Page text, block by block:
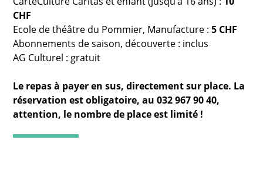
CHF
Ecole de théâtre du Pommier, Manufacture :5 CHF
Abonnements de saison, découverte : inclus
AG Culturel : gratuit
Le repas à payer en sus, directement sur place. La
réservation est obligatoire, au 032 967 90 40,
attention, le nombre de place est limité !